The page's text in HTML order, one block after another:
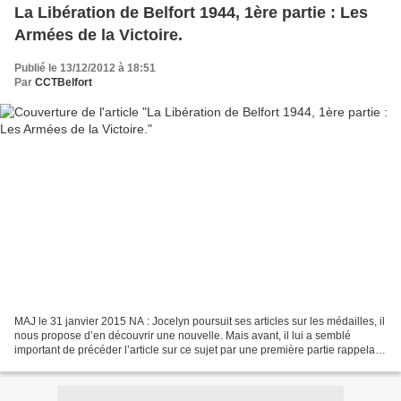
La Libération de Belfort 1944, 1ère partie : Les
Armées de la Victoire.
Publié le 13/12/2012 à 18:51
Par CCTBelfort
MAJ le 31 janvier 2015 NA : Jocelyn poursuit ses articles sur les médailles, il
nous propose d’en découvrir une nouvelle. Mais avant, il lui a semblé
important de précéder l’article sur ce sujet par une première partie rappelant